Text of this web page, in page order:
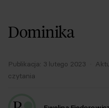
Dominika
Publikacja: 3 lutego 2023 ·
czytania